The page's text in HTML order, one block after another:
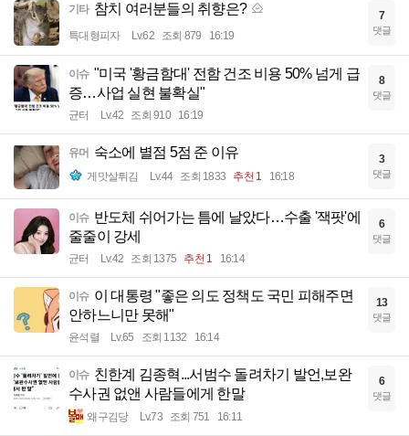
기타 참치 여러분들의 취향은?
특대형피자 Lv.62 조회 879 16:19
7
댓글
이슈 "미국 '황금함대' 전함 건조 비용 50% 넘게 급
증…사업 실현 불확실"
균터 Lv.42 조회 910 16:19
8
댓글
유머 숙소에 별점 5점 준 이유
게맛살튀김 Lv.44 조회 1833 추천 1 16:18
3
댓글
이슈 반도체 쉬어가는 틈에 날았다…수출 '잭팟'에
줄줄이 강세
균터 Lv.42 조회 1375 추천 1 16:14
6
댓글
이슈 이 대통령 "좋은 의도 정책도 국민 피해주면
안하느니만 못해"
윤석렬 Lv.65 조회 1132 16:14
13
댓글
이슈 친한계 김종혁...서범수 돌려차기 발언,보완
수사권 없앤 사람들에게 한말
왜구김당 Lv.73 조회 751 16:11
6
댓글